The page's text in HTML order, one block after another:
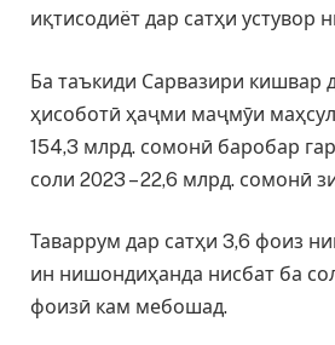
иқтисодиёт дар сатҳи устувор
Ба таъкиди Сарвазири кишвар
ҳисоботӣ ҳаҷми маҷмӯи
154,3 млрд. сомонӣ баробар
соли 2023 – 22,6 млрд. сомонӣ
Таваррум дар сатҳи 3,6 фоиз
ин нишондиҳанда нисбат ба
фоизӣ кам мебошад.